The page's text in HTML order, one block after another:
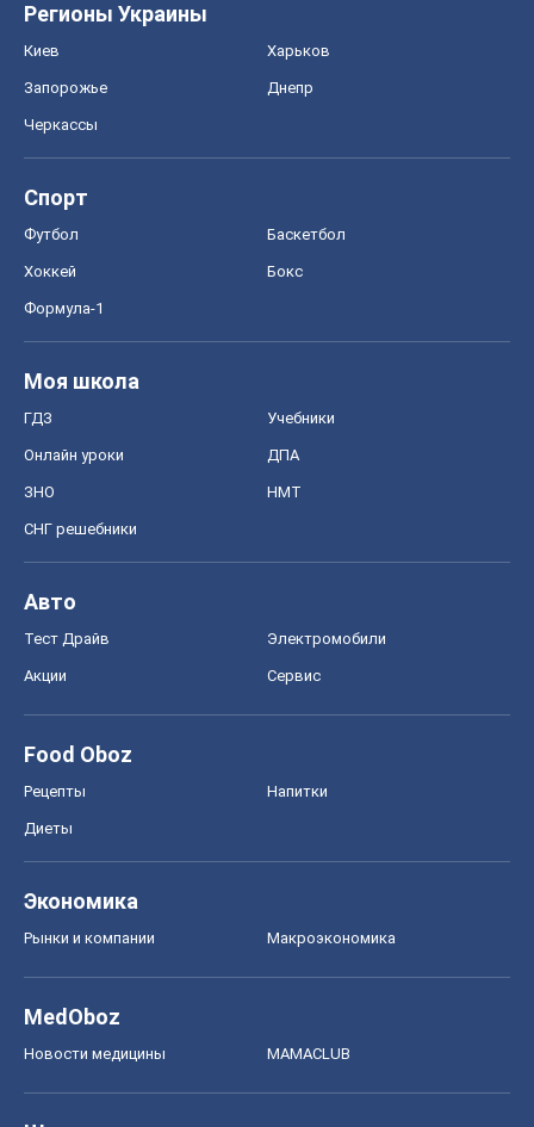
Регионы Украины
Киев Харьков
Запорожье Днепр
Черкассы
Спорт
Футбол Баскетбол
Хоккей Бокс
Формула-1
Моя школа
ГДЗ Учебники
Онлайн уроки ДПА
ЗНО НМТ
СНГ решебники
Авто
Тест Драйв Электромобили
Акции Сервис
Food Oboz
Рецепты Напитки
Диеты
Экономика
Рынки и компании Mакроэкономика
MedOboz
Новости медицины MAMACLUB